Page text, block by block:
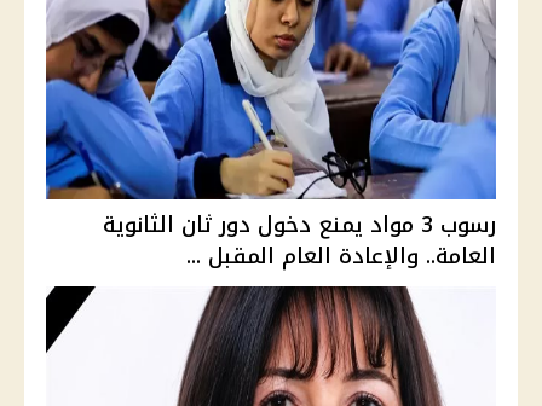
رسوب 3 مواد يمنع دخول دور ثان الثانوية
العامة.. والإعادة العام المقبل ...